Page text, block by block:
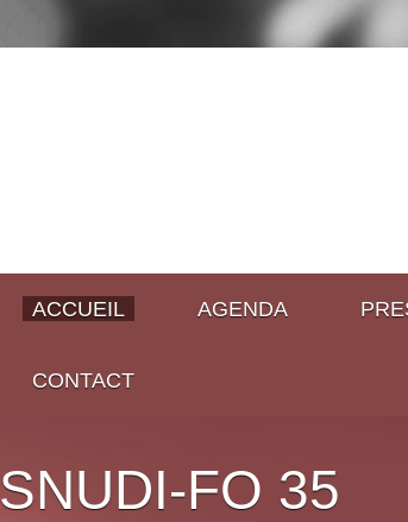
ACCUEIL AGENDA
CONTACT
SNUDI-FO 35